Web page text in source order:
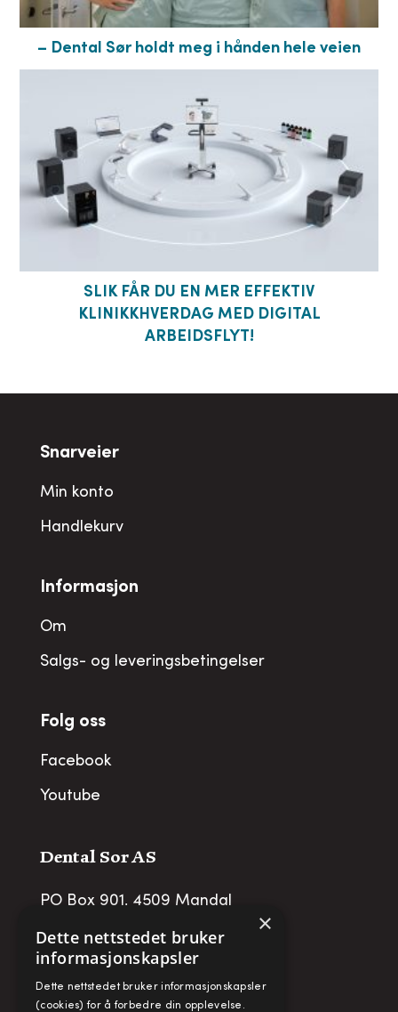
– Dental Sør holdt meg i hånden hele veien
SLIK FÅR DU EN MER EFFEKTIV
KLINIKKHVERDAG MED DIGITAL
ARBEIDSFLYT!
Snarveier
Min konto
Handlekurv
Informasjon
Om
Salgs- og leveringsbetingelser
Folg oss
Facebook
Youtube
Dental Sor AS
PO Box 901, 4509 Mandal
post@dentalsor.no
Org no:948 782 979 VAT
Telefon:
+47 38 27 88 88
×
Dette nettstedet bruker
informasjonskapsler
Dette nettstedet bruker informasjonskapsler
(cookies) for å forbedre din opplevelse.